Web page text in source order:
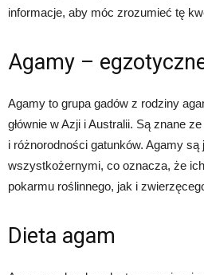
informacje, aby móc zrozumieć tę
Agamy –
Agamy to grupa gadów z rodziny
głównie w Azji i Australii. Są znane
i różnorodności gatunków. Agamy
wszystkożernymi, co oznacza, że
pokarmu roślinnego, jak i
Dieta agam